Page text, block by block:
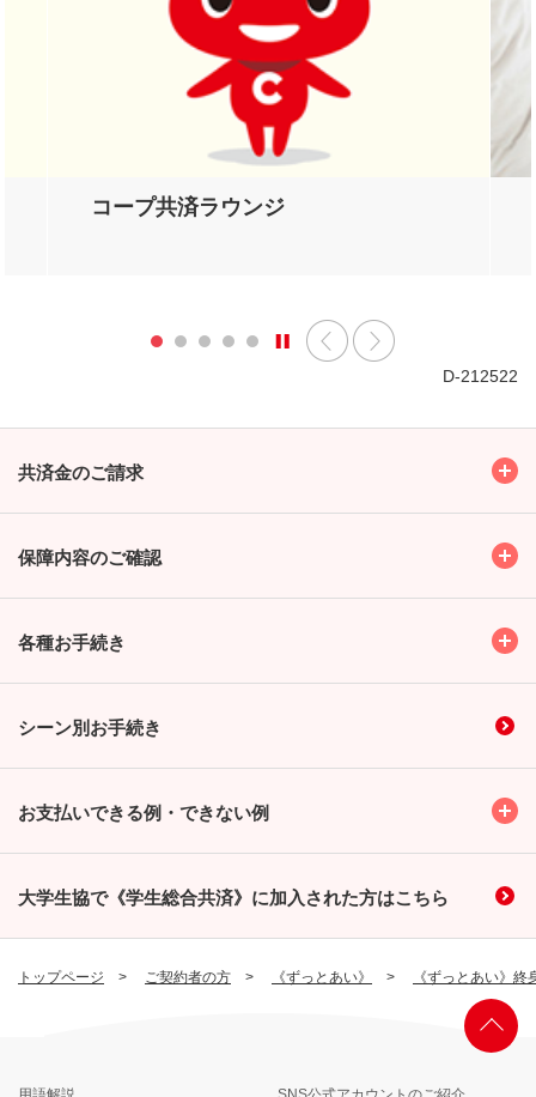
トップページ ご契約者の方 《ずっとあい》 《ずっとあい》終
共済金のご請求
保障内容のご確認
各種お手続き
シーン別お手続き
お支払いできる例・できない例
大学生協で《学生総合共済》に加入された方はこちら
コープ共済ラウンジ
D-212522